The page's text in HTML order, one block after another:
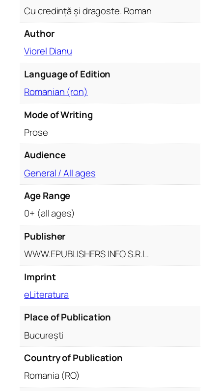
m
q
y
Cu credință și dragoste. Roman
Author
Viorel Dianu
Language of Edition
Romanian (ron)
Mode of Writing
Prose
Audience
General / All ages
Age Range
0+ (all ages)
Publisher
WWW.EPUBLISHERS INFO S.R.L.
Imprint
eLiteratura
Place of Publication
București
Country of Publication
Romania (RO)